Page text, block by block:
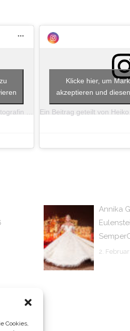
Cookies,
Klicke hier, um
akzeptieren und
Annika
2.